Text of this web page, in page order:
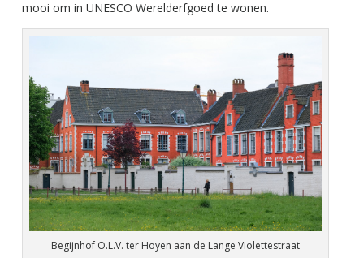
mooi om in UNESCO Werelderfgoed te wonen.
Begijnhof O.L.V. ter Hoyen aan de Lange Violettestraat